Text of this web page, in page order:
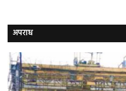
अपराध